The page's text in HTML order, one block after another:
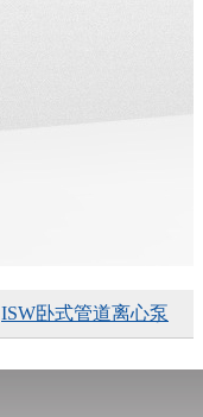
ISW卧式管道离心泵